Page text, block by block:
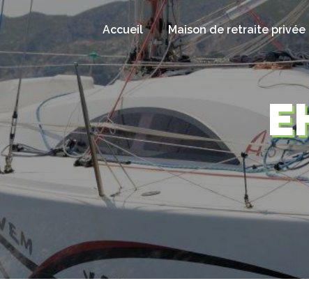
Accueil Maison de retraite privée
Panneau de gestion des cookies